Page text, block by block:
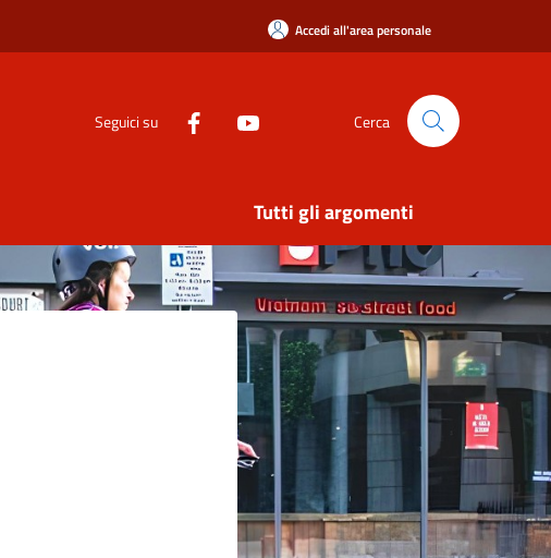
Accedi all'area personale
Seguici su Cerca
Tutti gli argomenti